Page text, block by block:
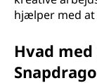
hjælper med at
Hvad